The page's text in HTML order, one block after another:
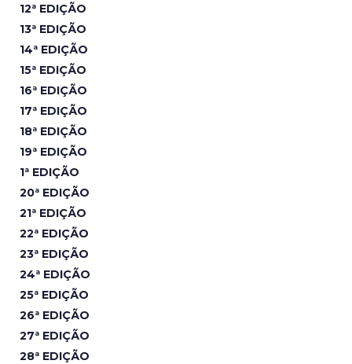
12ª EDIÇÃO
13ª EDIÇÃO
14ª EDIÇÃO
15ª EDIÇÃO
16ª EDIÇÃO
17ª EDIÇÃO
18ª EDIÇÃO
19ª EDIÇÃO
1ª EDIÇÃO
20ª EDIÇÃO
21ª EDIÇÃO
22ª EDIÇÃO
23ª EDIÇÃO
24ª EDIÇÃO
25ª EDIÇÃO
26ª EDIÇÃO
27ª EDIÇÃO
28ª EDIÇÃO